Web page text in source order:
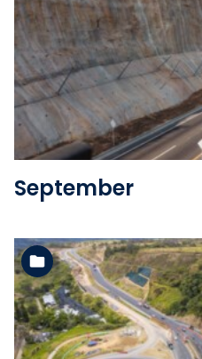
Ver
September
Ver